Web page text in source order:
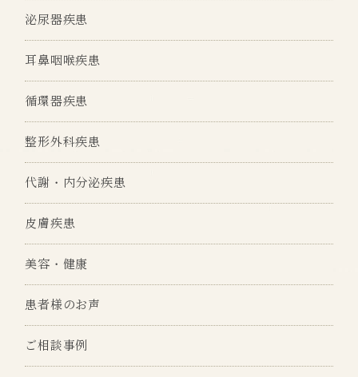
泌尿器疾患
耳鼻咽喉疾患
循環器疾患
整形外科疾患
代謝・内分泌疾患
皮膚疾患
美容・健康
患者様のお声
ご相談事例